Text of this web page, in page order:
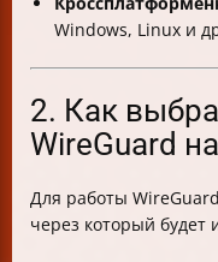
Windows, Linux и
2. Как
WireGuard
Для работы
через который будет